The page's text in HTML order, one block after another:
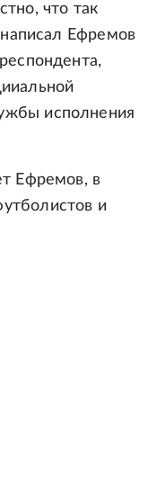
что так
Ефремов
исполнения
Ефремов, в
и